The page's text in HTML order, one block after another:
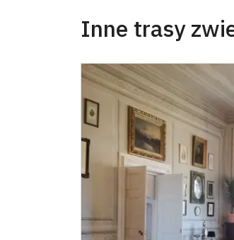
Inne trasy